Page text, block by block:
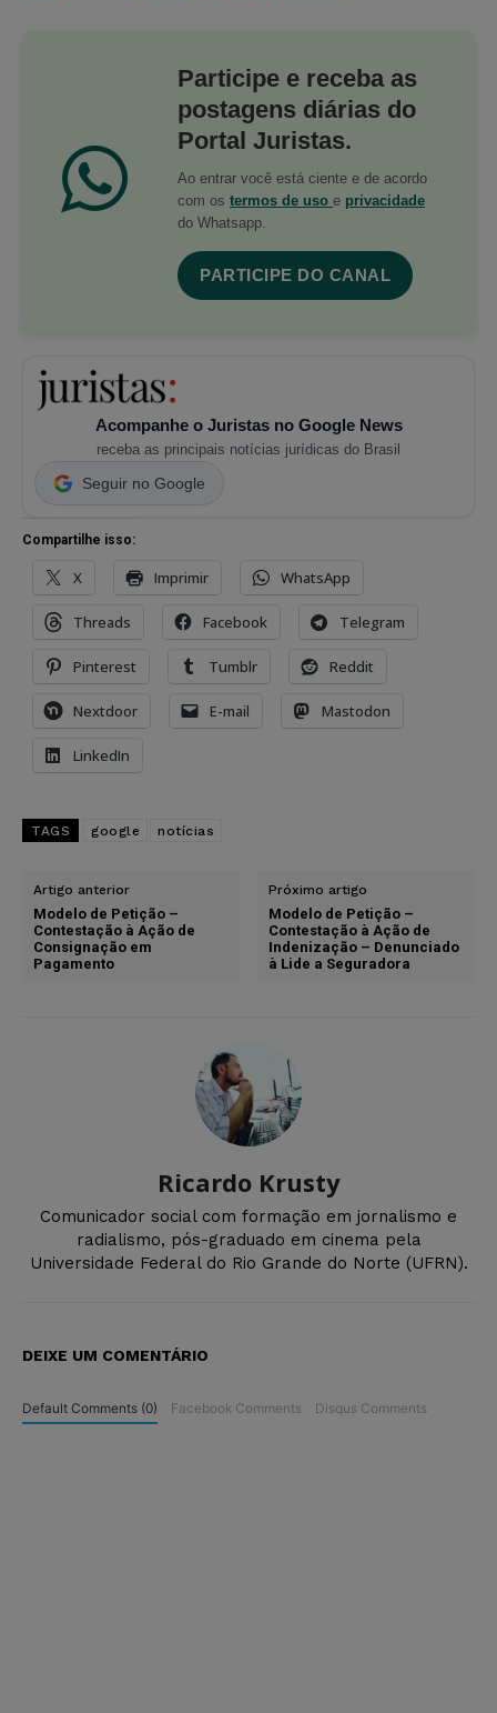
Participe e receba as
postagens diárias do
Portal Juristas.
Ao entrar você está ciente e de acordo
com os termos de uso e privacidade
do Whatsapp.
PARTICIPE DO CANAL
Acompanhe o Juristas no Google News
receba as principais notícias jurídicas do Brasil
Seguir no Google
Compartilhe isso:
X Imprimir WhatsApp
Threads Facebook Telegram
Pinterest Tumblr Reddit
Nextdoor E-mail Mastodon
LinkedIn
TAGS google notícias
Artigo anterior
Modelo de Petição –
Contestação à Ação de
Consignação em
Pagamento
Próximo artigo
Modelo de Petição –
Contestação à Ação de
Indenização – Denunciado
à Lide a Seguradora
Ricardo Krusty
Comunicador social com formação em jornalismo e
radialismo, pós-graduado em cinema pela
Universidade Federal do Rio Grande do Norte (UFRN).
DEIXE UM COMENTÁRIO
Default Comments (0) Facebook Comments Disqus Comments